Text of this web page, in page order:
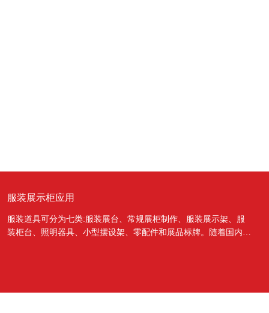
服装展示柜应用
服装道具可分为七类:服装展台、常规展柜制作、服装展示架、服
装柜台、照明器具、小型摆设架、零配件和展品标牌。随着国内经